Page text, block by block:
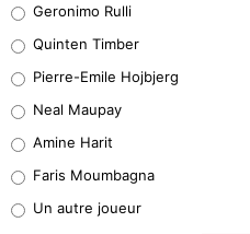
32%
5%
1%
9%
Geronimo Rulli
Quinten Timber
Pierre-Emile Hojbjerg
Neal Maupay
Amine Harit
Faris Moumbagna
Un autre joueur